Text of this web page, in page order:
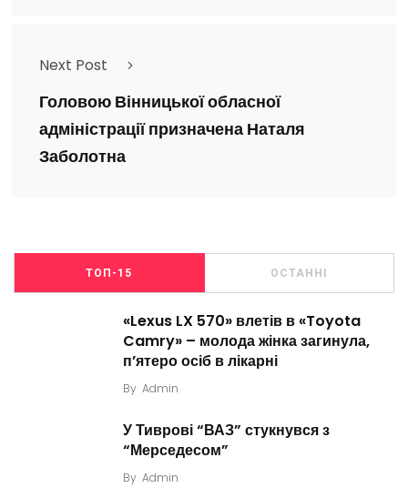
Next Post
Головою Вінницької обласної
адміністрації призначена Наталя
Заболотна
ТОП-15 ОСТАННІ
«Lexus LX 570» влетів в «Toyota
Camry» – молода жінка загинула,
п’ятеро осіб в лікарні
By Admin
У Тиврові “ВАЗ” стукнувся з
“Мерседесом”
By Admin